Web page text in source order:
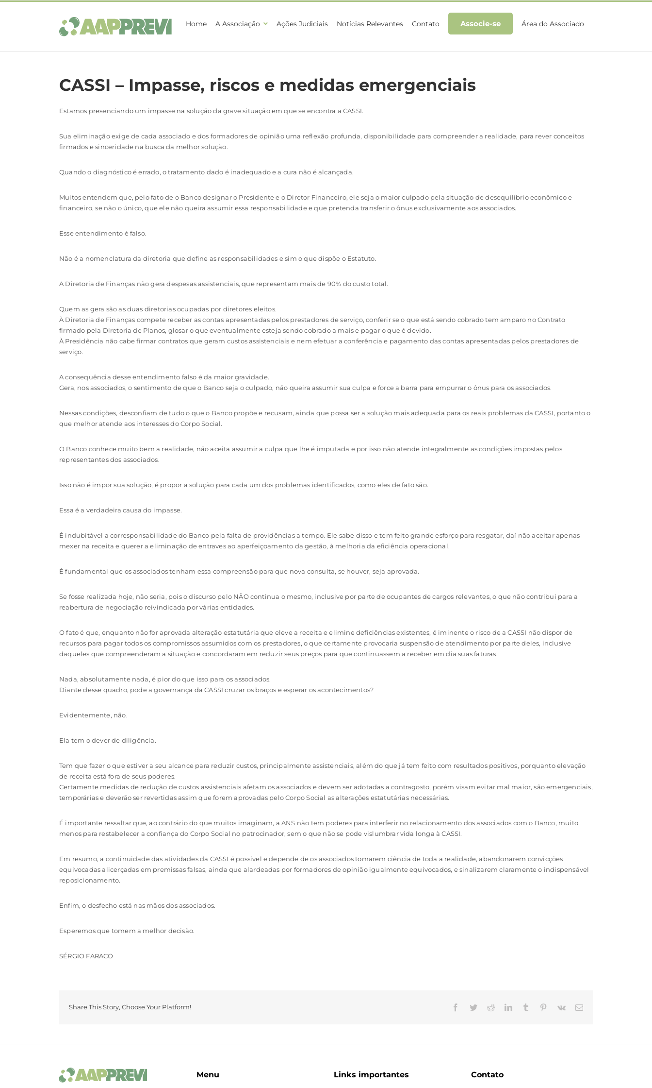
Home A Associação Ações Judiciais Notícias Relevantes Contato Associe-se Área do Associado
CASSI – Impasse, riscos e medidas emergenciais
Estamos presenciando um impasse na solução da grave situação em que se encontra a CASSI.
Sua eliminação exige de cada associado e dos formadores de opinião uma reflexão profunda, disponibilidade para compreender a realidade, para rever conceitos
firmados e sinceridade na busca da melhor solução.
Quando o diagnóstico é errado, o tratamento dado é inadequado e a cura não é alcançada.
Muitos entendem que, pelo fato de o Banco designar o Presidente e o Diretor Financeiro, ele seja o maior culpado pela situação de desequilíbrio econômico e
financeiro, se não o único, que ele não queira assumir essa responsabilidade e que pretenda transferir o ônus exclusivamente aos associados.
Esse entendimento é falso.
Não é a nomenclatura da diretoria que define as responsabilidades e sim o que dispõe o Estatuto.
A Diretoria de Finanças não gera despesas assistenciais, que representam mais de 90% do custo total.
Quem as gera são as duas diretorias ocupadas por diretores eleitos.
À Diretoria de Finanças compete receber as contas apresentadas pelos prestadores de serviço, conferir se o que está sendo cobrado tem amparo no Contrato
firmado pela Diretoria de Planos, glosar o que eventualmente esteja sendo cobrado a mais e pagar o que é devido.
À Presidência não cabe firmar contratos que geram custos assistenciais e nem efetuar a conferência e pagamento das contas apresentadas pelos prestadores de
serviço.
A consequência desse entendimento falso é da maior gravidade.
Gera, nos associados, o sentimento de que o Banco seja o culpado, não queira assumir sua culpa e force a barra para empurrar o ônus para os associados.
Nessas condições, desconfiam de tudo o que o Banco propõe e recusam, ainda que possa ser a solução mais adequada para os reais problemas da CASSI, portanto o
que melhor atende aos interesses do Corpo Social.
O Banco conhece muito bem a realidade, não aceita assumir a culpa que lhe é imputada e por isso não atende integralmente as condições impostas pelos
representantes dos associados.
Isso não é impor sua solução, é propor a solução para cada um dos problemas identificados, como eles de fato são.
Essa é a verdadeira causa do impasse.
É indubitável a corresponsabilidade do Banco pela falta de providências a tempo. Ele sabe disso e tem feito grande esforço para resgatar, daí não aceitar apenas
mexer na receita e querer a eliminação de entraves ao aperfeiçoamento da gestão, à melhoria da eficiência operacional.
É fundamental que os associados tenham essa compreensão para que nova consulta, se houver, seja aprovada.
Se fosse realizada hoje, não seria, pois o discurso pelo NÃO continua o mesmo, inclusive por parte de ocupantes de cargos relevantes, o que não contribui para a
reabertura de negociação reivindicada por várias entidades.
O fato é que, enquanto não for aprovada alteração estatutária que eleve a receita e elimine deficiências existentes, é iminente o risco de a CASSI não dispor de
recursos para pagar todos os compromissos assumidos com os prestadores, o que certamente provocaria suspensão de atendimento por parte deles, inclusive
daqueles que compreenderam a situação e concordaram em reduzir seus preços para que continuassem a receber em dia suas faturas.
Nada, absolutamente nada, é pior do que isso para os associados.
Diante desse quadro, pode a governança da CASSI cruzar os braços e esperar os acontecimentos?
Evidentemente, não.
Ela tem o dever de diligência.
Tem que fazer o que estiver a seu alcance para reduzir custos, principalmente assistenciais, além do que já tem feito com resultados positivos, porquanto elevação
de receita está fora de seus poderes.
Certamente medidas de redução de custos assistenciais afetam os associados e devem ser adotadas a contragosto, porém visam evitar mal maior, são emergenciais,
temporárias e deverão ser revertidas assim que forem aprovadas pelo Corpo Social as alterações estatutárias necessárias.
É importante ressaltar que, ao contrário do que muitos imaginam, a ANS não tem poderes para interferir no relacionamento dos associados com o Banco, muito
menos para restabelecer a confiança do Corpo Social no patrocinador, sem o que não se pode vislumbrar vida longa à CASSI.
Em resumo, a continuidade das atividades da CASSI é possível e depende de os associados tomarem ciência de toda a realidade, abandonarem convicções
equivocadas alicerçadas em premissas falsas, ainda que alardeadas por formadores de opinião igualmente equivocados, e sinalizarem claramente o indispensável
reposicionamento.
Enfim, o desfecho está nas mãos dos associados.
Esperemos que tomem a melhor decisão.
SÉRGIO FARACO
Share This Story, Choose Your Platform! Facebook
TwitterRedditLinkedInTumblr Pinterest
Vk
E-
Menu Links importantes Contato